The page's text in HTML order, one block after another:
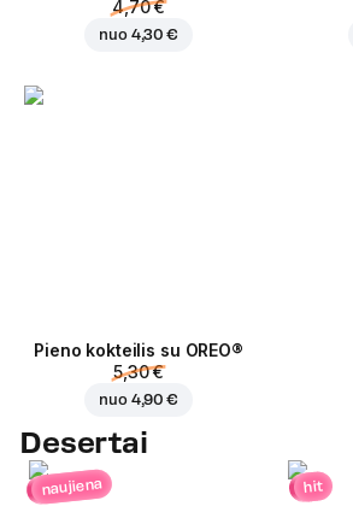
4,70 €
nuo 4,30 €
Pieno kokteilis su OREO®
5,30 €
nuo 4,90 €
Desertai
naujiena hit